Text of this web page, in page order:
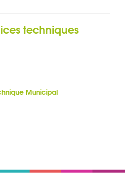
techniques
Municipal